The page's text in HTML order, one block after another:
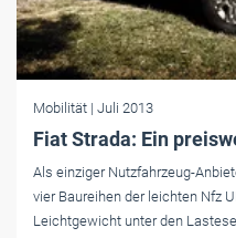
Mobilität | Juli 2013
Fiat Strada: Ein
Als einziger Nutzfahrzeug-
vier Baureihen der leichten Nfz
Leichtgewicht unter den